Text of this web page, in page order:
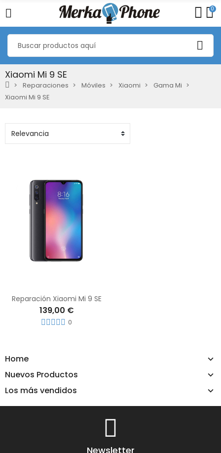
0
Xiaomi Mi 9 SE
Reparaciones Móviles Xiaomi
Gama Mi
Xiaomi Mi 9 SE
Home
Nuevos Productos
Los más vendidos
Reparación Xiaomi Mi 9 SE
139,00 €
0
Newsletter